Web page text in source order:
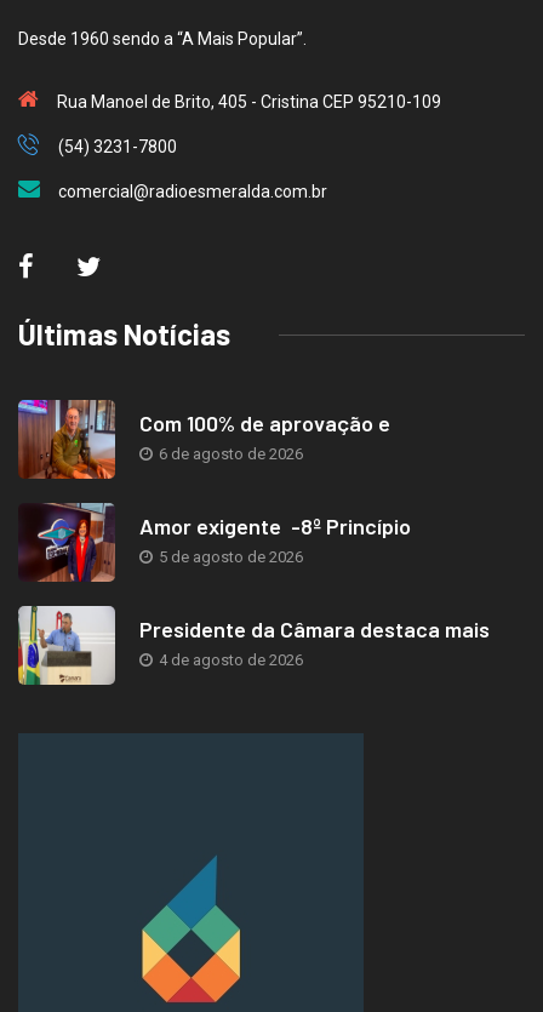
Desde 1960 sendo a “A Mais Popular”.
Rua Manoel de Brito, 405 - Cristina CEP 95210-109
(54) 3231-7800
comercial@radioesmeralda.com.br
Últimas Notícias
Com 100% de aprovação e
6 de agosto de 2026
Amor exigente -8º Princípio
5 de agosto de 2026
Presidente da Câmara destaca mais
4 de agosto de 2026